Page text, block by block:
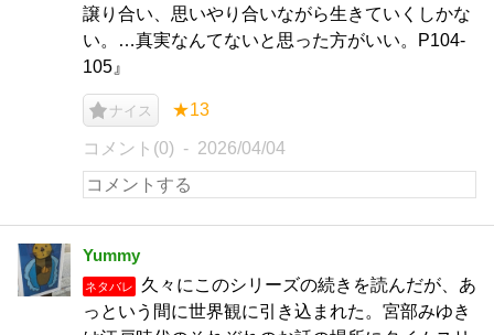
譲り合い、思いやり合いながら生きていくしかな
い。…真実なんてないと思った方がいい。P104-
105』
ナイス ★13
コメント(0) 2026/04/04
Yummy
ネタバレ
久々にこのシリーズの続きを読んだが、あ
っという間に世界観に引き込まれた。宮部みゆき